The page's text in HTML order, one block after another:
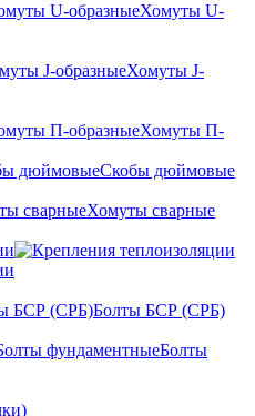
Хомуты U-
Хомуты J-
Хомуты П-
Скобы дюймовые
Хомуты сварные
Болты БСР (СРБ)
Болты